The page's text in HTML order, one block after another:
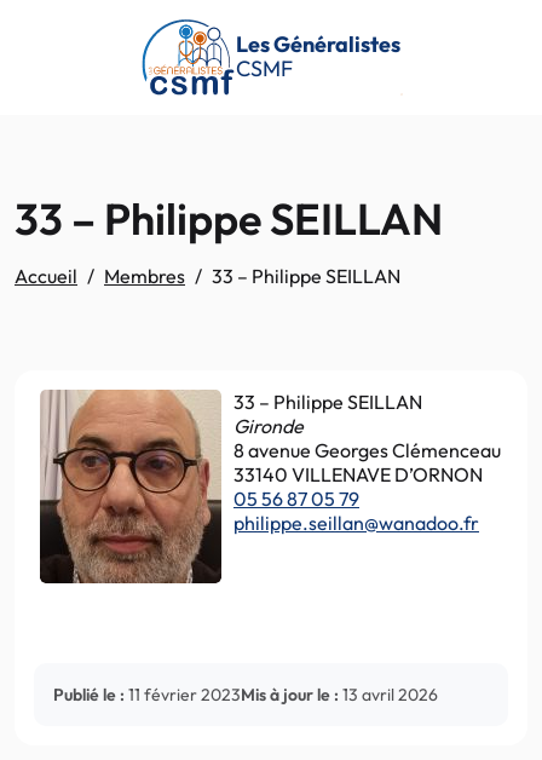
Passer au contenu principal
Les Généralistes
CSMF
33 – Philippe SEILLAN
Accueil Membres 33 – Philippe SEILLAN
33 – Philippe SEILLAN
Gironde
8 avenue Georges Clémenceau
33140 VILLENAVE D’ORNON
05 56 87 05 79
philippe.seillan@wanadoo.fr
Publié le : 11 février 2023Mis à jour le : 13 avril 2026